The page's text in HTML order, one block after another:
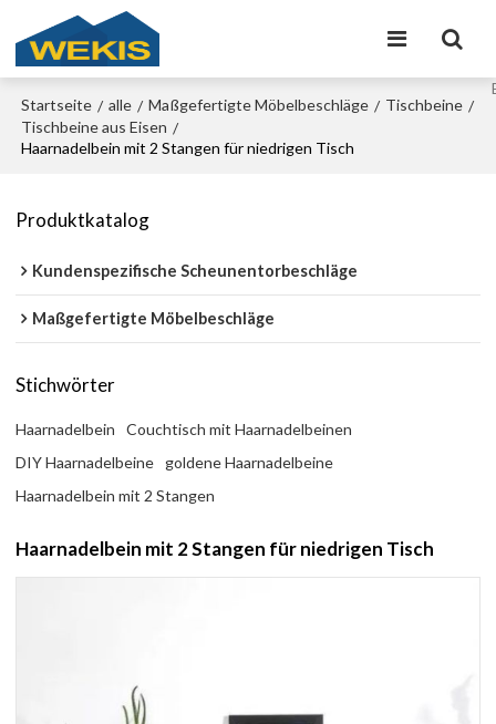
Startseite / alle / Maßgefertigte Möbelbeschläge / Tischbeine /
Tischbeine aus Eisen /
Haarnadelbein mit 2 Stangen für niedrigen Tisch
Produktkatalog
Kundenspezifische Scheunentorbeschläge
Maßgefertigte Möbelbeschläge
Stichwörter
Haarnadelbein
Couchtisch mit Haarnadelbeinen
DIY Haarnadelbeine
goldene Haarnadelbeine
Haarnadelbein mit 2 Stangen
Haarnadelbein mit 2 Stangen für niedrigen Tisch